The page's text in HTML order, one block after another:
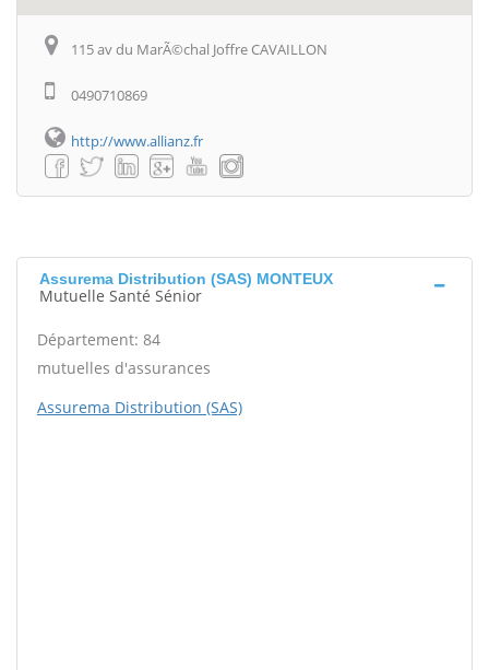
115 av du MarÃ©chal Joffre CAVAILLON
0490710869
http://www.allianz.fr
Assurema Distribution (SAS) MONTEUX
Mutuelle Santé Sénior
Département: 84
mutuelles d'assurances
Assurema Distribution (SAS)